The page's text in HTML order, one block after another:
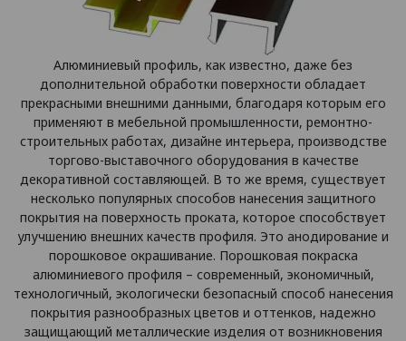
Алюминиевый профиль, как известно, даже без
дополнительной обработки поверхности обладает
прекрасными внешними данными, благодаря которым его
применяют в мебельной промышленности, ремонтно-
строительных работах, дизайне интерьера, производстве
торгово-выставочного оборудования в качестве
декоративной составляющей. В то же время, существует
несколько популярных способов нанесения защитного
покрытия на поверхность проката, которое способствует
улучшению внешних качеств профиля. Это анодирование и
порошковое окрашивание. Порошковая покраска
алюминиевого профиля – современный, экономичный,
технологичный, экологически безопасный способ нанесения
покрытия разнообразных цветов и оттенков, надежно
защищающий металлические изделия от возникновения